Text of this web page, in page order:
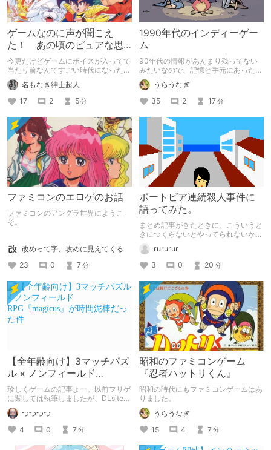
ゲームなのに声が聞こえ
た！ あの頃のピュアな思
いをもう一度
今更だけどゲームにボイスが入ってて
当たり前なんてすごい時代になったも
んですよね
名もなき紳士超人
17
2 5分
1990年代のインディーゲー
ム
90年代の情報があんまり残ってない
みたいなので、記憶と手元にあった資
料から書き残しておくやつです
うらうなぎ
35
2 17分
ファミコンのエロゲのお話
ファミコンのアングラ世界にようこ
そ。
改めって字、攻めに見えてくる
23
0 7分
ポートピア連続殺人事件に
語ってみた。
まとめ記事がきたときに、こういうと
きにつくらないとやってられないか
んだけど300pt中だったのに何故か投
稿しなかった、何でだろ）
rururur
3
0 20 分
【全年齢向け】3マッチパズ
ル × ノンフィールド
RPG『magicus』が時間泥
棒だった件
珍しくゲームの記事よー。以前フリゲ
に関しては執筆しましたが、DLsite販
売のゲームではお初なのです。 ゲー
ム紹介ついでに、ノンフィールドRPG
への愛も語っているような気がする。
つつつつ
4
0 7分
昭和のファミコンゲーム
『忍者ハットリくん』
昭和の時代にもファミコンゲームはあ
りました。
うらうなぎ
15
4 7分